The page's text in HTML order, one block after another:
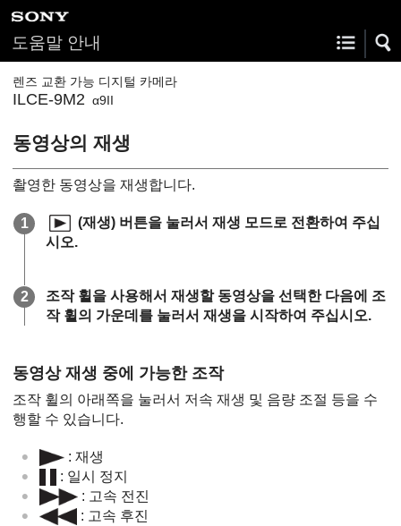
도움말 안내
렌즈 교환 가능 디지털 카메라
ILCE-9M2 α9II
동영상의 재생
촬영한 동영상을 재생합니다.
(재생) 버튼을 눌러서 재생 모드로 전환하여 주십
시오.
조작 휠을 사용해서 재생할 동영상을 선택한 다음에 조
작 휠의 가운데를 눌러서 재생을 시작하여 주십시오.
동영상 재생 중에 가능한 조작
조작 휠의 아래쪽을 눌러서 저속 재생 및 음량 조절 등을 수
행할 수 있습니다.
: 재생
: 일시 정지
: 고속 전진
: 고속 후진